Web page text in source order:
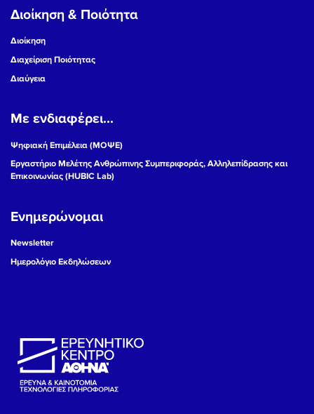
16
17
19
22
Διοίκηση & Ποιότητα
Διοίκηση
Διαχείριση Ποιότητας
Διαύγεια
Με ενδιαφέρει...
Ψηφιακή Επιμέλεια (ΜΟΨΕ)
Εργαστήριο Μελέτης Ανθρώπινης Συμπεριφοράς, Αλληλεπίδρασης και
Επικοινωνίας (HUBIC Lab)
Ενημερώνομαι
Newsletter
Ημερολόγιο Εκδηλώσεων